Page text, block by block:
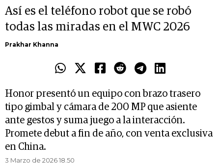
Así es el teléfono robot que se robó
todas las miradas en el MWC 2026
Prakhar Khanna
Honor presentó un equipo con brazo trasero
tipo gimbal y cámara de 200 MP que asiente
ante gestos y suma juego a la interacción.
Promete debut a fin de año, con venta exclusiva
en China.
3 Marzo de 2026 18.50